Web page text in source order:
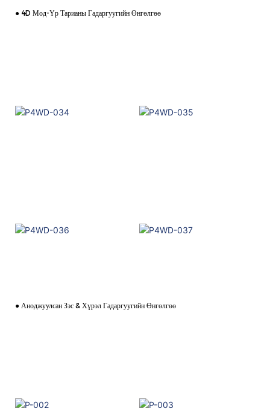
● 4D Мод-Үр Тарианы Гадаргуугийн Өнгөлгөө
● Аноджуулсан Зэс & Хүрэл Гадаргуугийн Өнгөлгөө